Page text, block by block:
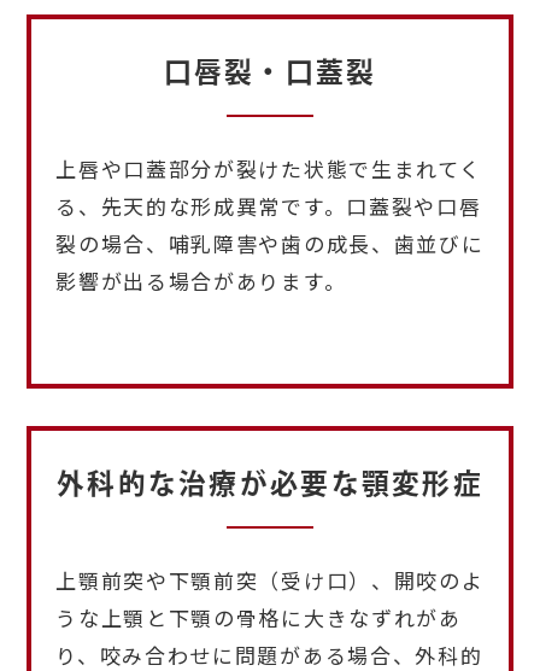
口唇裂・口蓋裂
上唇や口蓋部分が裂けた状態で生まれてく
る、先天的な形成異常です。口蓋裂や口唇
裂の場合、哺乳障害や歯の成長、歯並びに
影響が出る場合があります。
外科的な治療が必要な顎変形症
上顎前突や下顎前突（受け口）、開咬のよ
うな上顎と下顎の骨格に大きなずれがあ
り、咬み合わせに問題がある場合、外科的